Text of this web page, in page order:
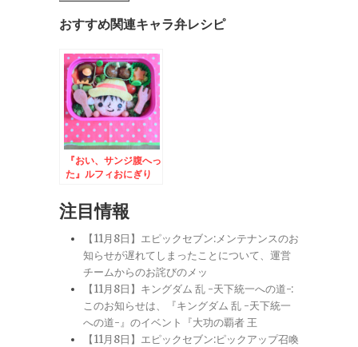
おすすめ関連キャラ弁レシピ
『おい、サンジ腹へっ
た』ルフィおにぎり
注目情報
【11月8日】エピックセブン:メンテナンスのお
知らせが遅れてしまったことについて、運営
チームからのお詫びのメッ
【11月8日】キングダム 乱 -天下統一への道-:
このお知らせは、『キングダム 乱 -天下統一
への道-』のイベント『大功の覇者 王
【11月8日】エピックセブン:ピックアップ召喚